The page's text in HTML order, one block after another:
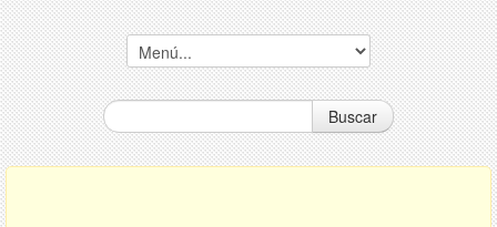
Buscar